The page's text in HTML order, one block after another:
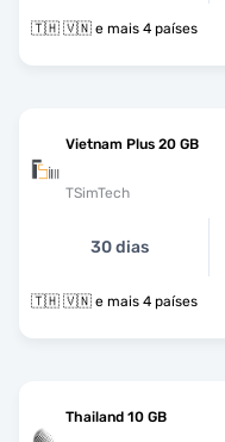
🇹🇭 🇻🇳 e mais 4 países
Vietnam Plus 20 GB
TSimTech
30 dias
🇹🇭 🇻🇳 e mais 4 países
Thailand 10 GB